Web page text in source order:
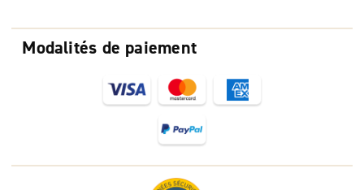
Modalités de paiement